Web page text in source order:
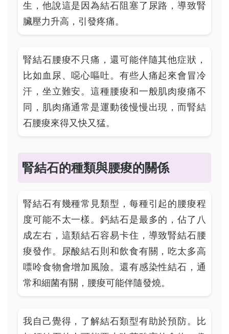
生，他說這是因為結石阻塞了尿路，導致腎
臟壓力升高，引發疼痛。
腎結石腰痠不只痛，還可能伴隨其他症狀，
比如血尿、噁心嘔吐。有些人痛起來會冒冷
汗，坐立難安。這種腰痠和一般肌肉痠痛不
同，肌肉痛通常是運動後慢慢出現，而腎結
石腰痠來得又快又猛。
腎結石的種類與腰痠的關係
腎結石有幾種常見類型，每種引起的腰痠程
度可能不太一樣。鈣結石是最多的，佔了八
成左右，這類結石容易卡住，導致腎結石腰
痠發作。尿酸結石則和飲食有關，吃太多高
嘌呤食物會增加風險。還有感染性結石，通
常和細菌有關，腰痠可能伴隨發燒。
我自己覺得，了解結石類型有助於預防。比